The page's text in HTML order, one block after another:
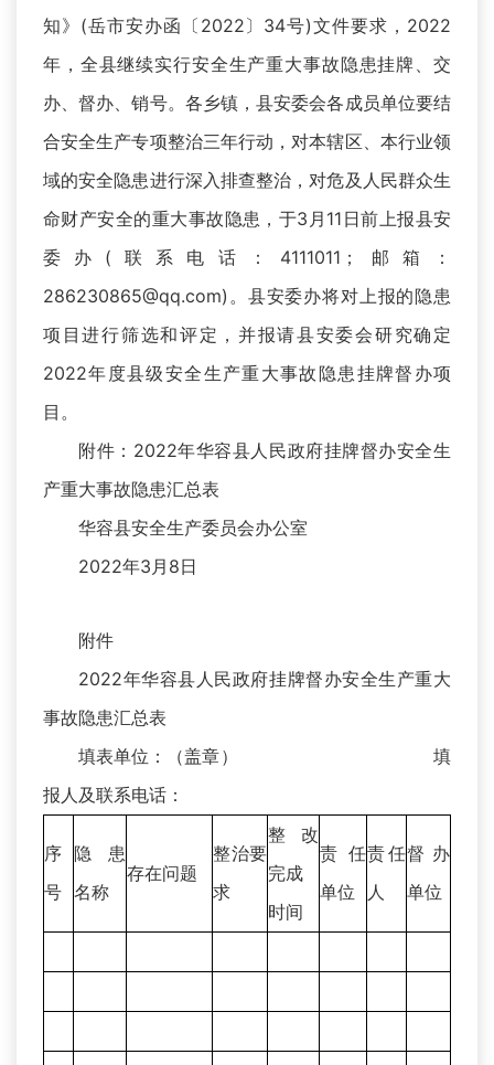
知》(岳市安办函〔2022〕34号)文件要求，2022
年，全县继续实行安全生产重大事故隐患挂牌、交
办、督办、销号。各乡镇，县安委会各成员单位要结
合安全生产专项整治三年行动，对本辖区、本行业领
域的安全隐患进行深入排查整治，对危及人民群众生
命财产安全的重大事故隐患，于3月11日前上报县安
委办(联系电话：4111011；邮箱：
286230865@qq.com)。县安委办将对上报的隐患
项目进行筛选和评定，并报请县安委会研究确定
2022年度县级安全生产重大事故隐患挂牌督办项
目。
附件：2022年华容县人民政府挂牌督办安全生
产重大事故隐患汇总表
华容县安全生产委员会办公室
2022年3月8日
附件
2022年华容县人民政府挂牌督办安全生产重大
事故隐患汇总表
填表单位：（盖章） 填
报人及联系电话：
序
号
隐患
名称
存在问题
整治要
求
整改
完成
时间
责任
单位
责任
人
督办
单位